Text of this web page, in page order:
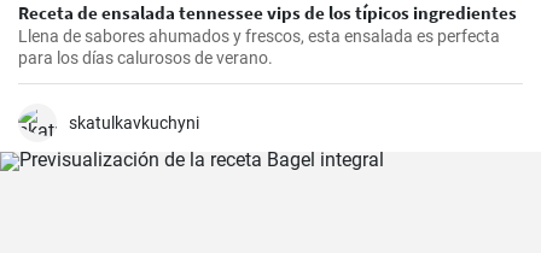
Receta de ensalada tennessee vips de los típicos ingredientes
Llena de sabores ahumados y frescos, esta ensalada es perfecta
para los días calurosos de verano.
skatulkavkuchyni